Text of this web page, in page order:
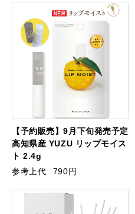
【予約販売】9月下旬発売予定
高知県産 YUZU リップモイス
ト 2.4g
参考上代
790円